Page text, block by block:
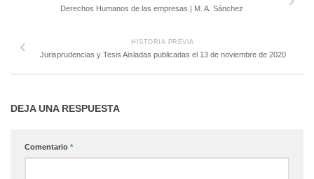
Derechos Humanos de las empresas | M. A. Sánchez
HISTORIA PREVIA
Jurisprudencias y Tesis Aisladas publicadas el 13 de noviembre de 2020
DEJA UNA RESPUESTA
Comentario *